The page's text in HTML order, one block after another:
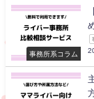
事務所系コラム